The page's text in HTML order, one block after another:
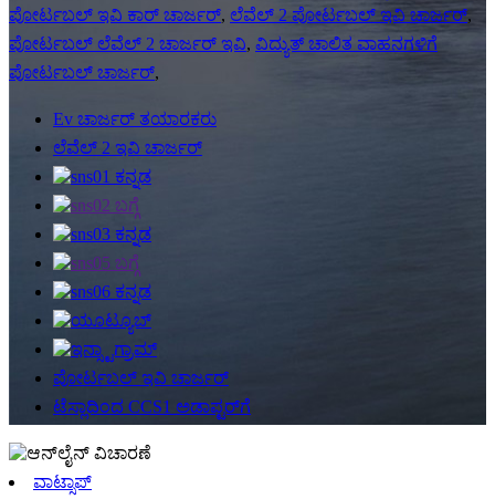
ಪೋರ್ಟಬಲ್ ಇವಿ ಕಾರ್ ಚಾರ್ಜರ್, ಲೆವೆಲ್ 2 ಪೋರ್ಟಬಲ್ ಇವಿ ಚಾರ್ಜರ್,
ಪೋರ್ಟಬಲ್ ಲೆವೆಲ್ 2 ಚಾರ್ಜರ್ ಇವಿ, ವಿದ್ಯುತ್ ಚಾಲಿತ ವಾಹನಗಳಿಗೆ
ಪೋರ್ಟಬಲ್ ಚಾರ್ಜರ್,
Ev ಚಾರ್ಜರ್ ತಯಾರಕರು
ಲೆವೆಲ್ 2 ಇವಿ ಚಾರ್ಜರ್
ಪೋರ್ಟಬಲ್ ಇವಿ ಚಾರ್ಜರ್
ಟೆಸ್ಲಾದಿಂದ CCS1 ಅಡಾಪ್ಟರ್‌ಗೆ
ವಾಟ್ಸಾಪ್